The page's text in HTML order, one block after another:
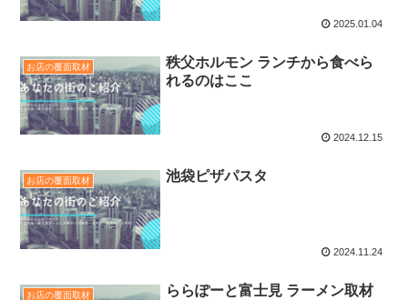
2025.01.04
お店の覆面取材
秩父ホルモン ランチから食べら
れるのはここ
2024.12.15
お店の覆面取材 池袋ピザパスタ
2024.11.24
お店の覆面取材 ららぽーと富士見 ラーメン取材